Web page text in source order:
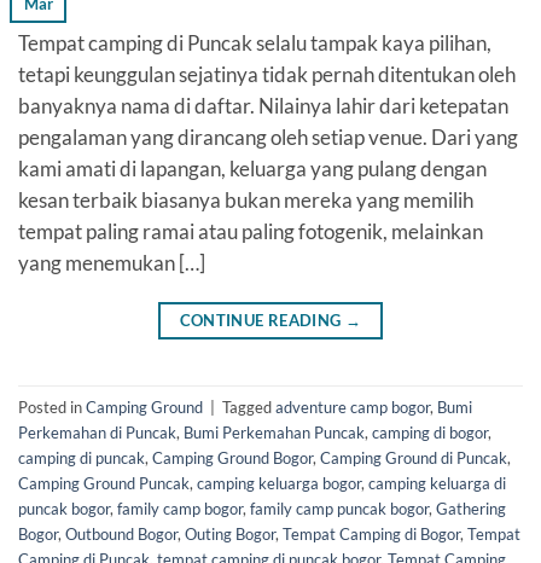
Tempat camping di Puncak selalu tampak kaya pilihan,
tetapi keunggulan sejatinya tidak pernah ditentukan oleh
banyaknya nama di daftar. Nilainya lahir dari ketepatan
pengalaman yang dirancang oleh setiap venue. Dari yang
kami amati di lapangan, keluarga yang pulang dengan
kesan terbaik biasanya bukan mereka yang memilih
tempat paling ramai atau paling fotogenik, melainkan
yang menemukan […]
CONTINUE READING →
Posted inCamping Ground Taggedadventure camp bogor, Bumi
Perkemahan di Puncak, Bumi Perkemahan Puncak, camping di bogor,
camping di puncak, Camping Ground Bogor, Camping Ground di Puncak,
Camping Ground Puncak, camping keluarga bogor, camping keluarga di
puncak bogor, family camp bogor, family camp puncak bogor, Gathering
Bogor, Outbound Bogor, Outing Bogor, Tempat Camping di Bogor, Tempat